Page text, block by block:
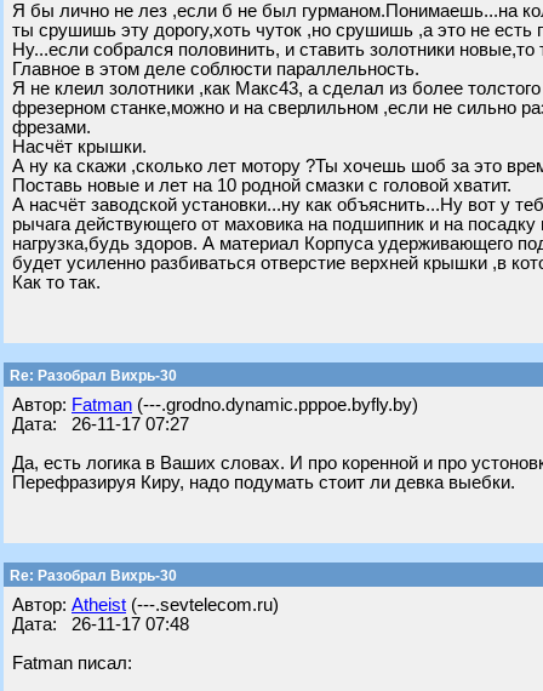
Я бы лично не лез ,если б не был гурманом.Понимаешь...на
ты срушишь эту дорогу,хоть чуток ,но срушишь ,а это не есть
Ну...если собрался половинить, и ставить золотники
Главное в этом деле соблюсти параллельность.
Я не клеил золотники ,как Макс43, а сделал из более
фрезерном станке,можно и на сверлильном ,если не сильно
фрезами.
Насчёт крышки.
А ну ка скажи ,сколько лет мотору ?Ты хочешь шоб за это
Поставь новые и лет на 10 родной смазки с головой хватит.
А насчёт заводской установки...ну как объяснить...Ну вот у
рычага действующего от маховика на подшипник и на
нагрузка,будь здоров. А материал Корпуса удерживающего
будет усиленно разбиваться отверстие верхней крышки ,в
Как то так.
Re: Разобрал Вихрь-30
Автор: Fatman (---.grodno.dynamic.pppoe.byfly.by)
Дата: 26-11-17 07:27
Да, есть логика в Ваших словах. И про коренной и про
Перефразируя Киру, надо подумать стоит ли девка выебки.
Re: Разобрал Вихрь-30
Автор: Atheist (---.sevtelecom.ru)
Дата: 26-11-17 07:48
Fatman писал: